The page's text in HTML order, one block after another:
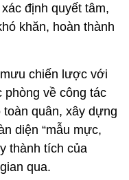
định quyết tâm,
khăn, hoàn thành
chiến lược với
phòng về công tác
quân, xây dựng
diện “mẫu mực,
thành tích của
qua.